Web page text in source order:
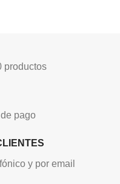
productos
pago
y por email